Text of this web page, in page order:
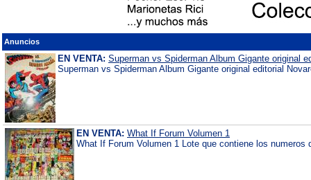
Anuncios
EN VENTA: Superman vs Spiderman Album Gigante original
Superman vs Spiderman Album Gigante original editorial
EN VENTA: What If Forum Volumen 1
What If Forum Volumen 1 Lote que contiene los numeros